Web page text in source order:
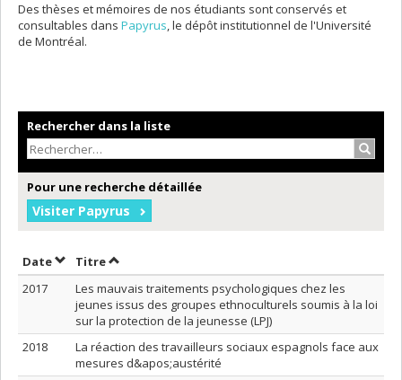
Des thèses et mémoires de nos étudiants sont conservés et
consultables dans Papyrus, le dépôt institutionnel de l'Université
de Montréal.
Rechercher dans la liste
Pour une recherche détaillée
Visiter Papyrus
DateTrier par date en ordre croissant
TitreTrier par titre en ordre croissant
2017
Les mauvais traitements psychologiques chez les
jeunes issus des groupes ethnoculturels soumis à la loi
sur la protection de la jeunesse (LPJ)
2018
La réaction des travailleurs sociaux espagnols face aux
mesures d&apos;austérité